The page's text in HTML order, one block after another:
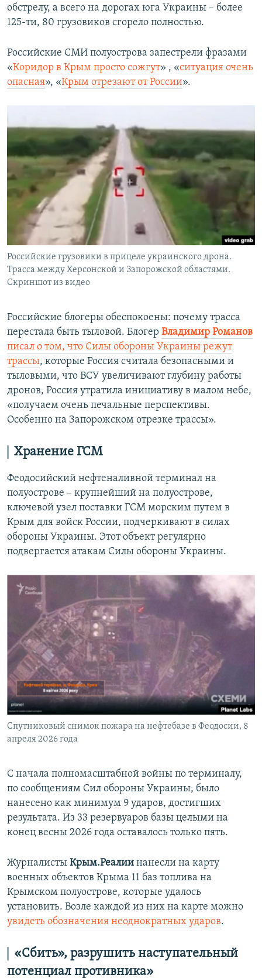
обстрелу, а всего на дорогах юга Украины – более
125-ти, 80 грузовиков сгорело полностью.
Российские СМИ полуострова запестрели фразами
«Коридор в Крым просто сожгут» , «ситуация очень
опасная», «Крым отрезают от России».
Российские грузовики в прицеле украинского дрона.
Трасса между Херсонской и Запорожской областями.
Скриншот из видео
Российские блогеры обеспокоены: почему трасса
перестала быть тыловой. Блогер Владимир Романов
писал о том, что Силы обороны Украины режут
трассы, которые Россия считала безопасными и
тыловыми, что ВСУ увеличивают глубину работы
дронов, Россия утратила инициативу в малом небе,
«получаем очень печальные перспективы.
Особенно на Запорожском отрезке трассы».
Хранение ГСМ
Феодосийский нефтеналивной терминал на
полуострове – крупнейший на полуострове,
ключевой узел поставки ГСМ морским путем в
Крым для войск России, подчеркивают в силах
обороны Украины. Этот объект регулярно
подвергается атакам Силы обороны Украины.
Спутниковый снимок пожара на нефтебазе в Феодосии, 8
апреля 2026 года
С начала полномасштабной войны по терминалу,
по сообщениям Сил обороны Украины, было
нанесено как минимум 9 ударов, достигших
результата. Из 33 резервуаров базы целыми на
конец весны 2026 года оставалось только пять.
Журналисты Крым.Реалии нанесли на карту
военных объектов Крыма 11 баз топлива на
Крымском полуострове, которые удалось
установить. Возле каждой из них на карте можно
увидеть обозначения неоднократных ударов.
«Cбить», разрушить наступательный
потенциал противника»